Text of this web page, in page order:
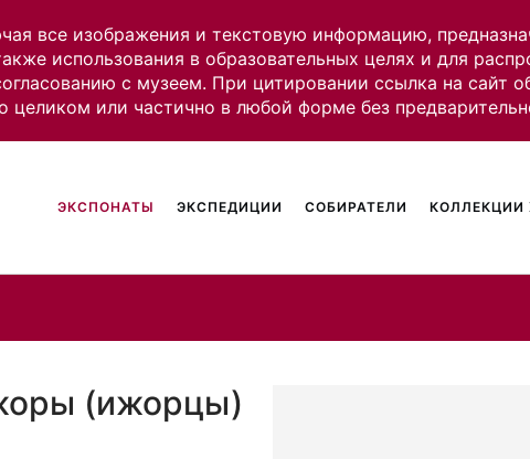
все изображения и текстовую информацию,
использования в образовательных целях и для
с музеем. При цитировании ссылка на сайт
целиком или частично в любой форме без
ЭКСПОНАТЫ ЭКСПЕДИЦИИ СОБИРАТЕЛИ КОЛЛЕКЦИИ
(ижорцы)